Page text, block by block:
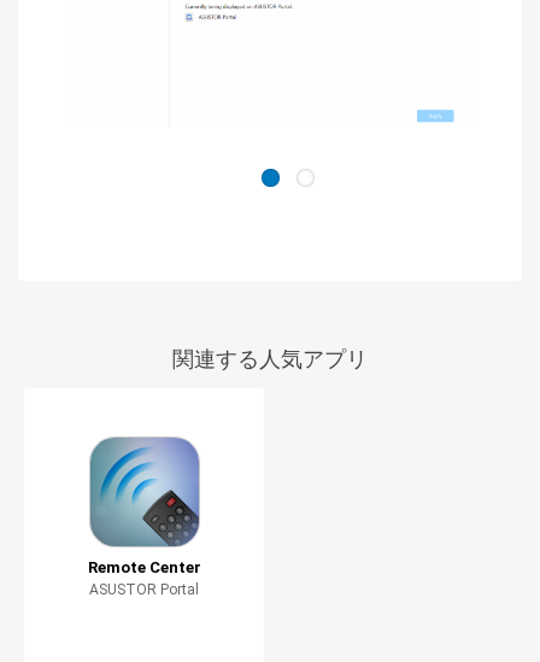
関連する人気アプリ
Remote Center
ASUSTOR Portal